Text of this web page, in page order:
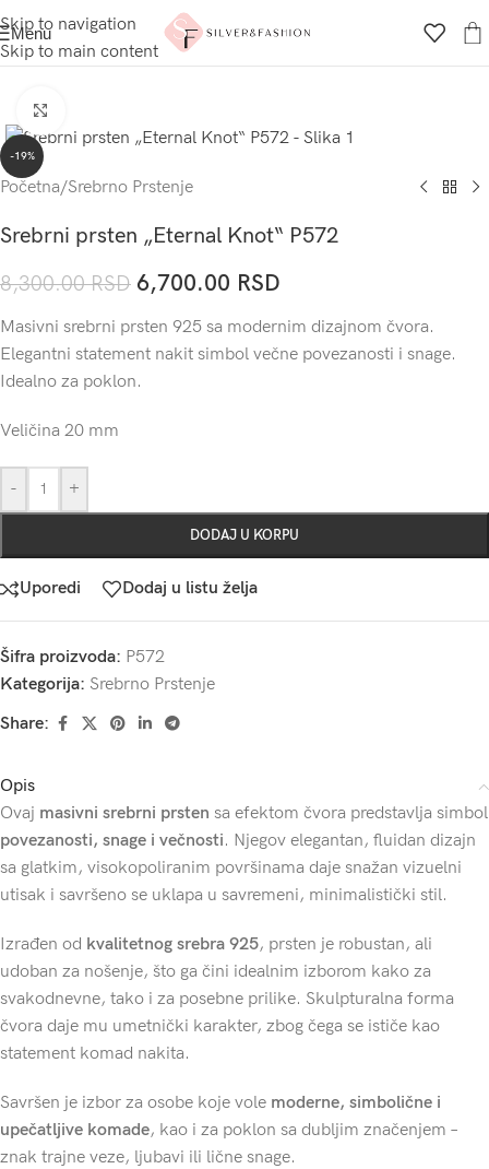
Skip to navigation
Skip to main content
Menu
-19%
Početna/Srebrno Prstenje
Srebrni prsten „Eternal Knot“ P572
8,300.00RSD 6,700.00 RSD
Masivni srebrni prsten 925 sa modernim dizajnom čvora.
Elegantni statement nakit simbol večne povezanosti i snage.
Idealno za poklon.
Veličina 20 mm
- +
DODAJ U KORPU
Uporedi Dodaj u listu želja
Šifra proizvoda: P572
Kategorija: Srebrno Prstenje
Share:
Opis
Ovaj masivni srebrni prsten sa efektom čvora predstavlja simbol
povezanosti, snage i večnosti. Njegov elegantan, fluidan dizajn
sa glatkim, visokopoliranim površinama daje snažan vizuelni
utisak i savršeno se uklapa u savremeni, minimalistički stil.
Izrađen od kvalitetnog srebra 925, prsten je robustan, ali
udoban za nošenje, što ga čini idealnim izborom kako za
svakodnevne, tako i za posebne prilike. Skulpturalna forma
čvora daje mu umetnički karakter, zbog čega se ističe kao
statement komad nakita.
Savršen je izbor za osobe koje vole moderne, simbolične i
upečatljive komade, kao i za poklon sa dubljim značenjem –
znak trajne veze, ljubavi ili lične snage.